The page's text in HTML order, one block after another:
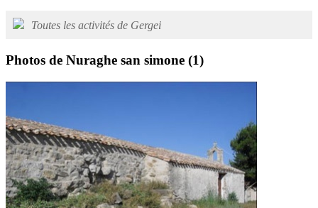
Toutes les activités de Gergei
Photos de Nuraghe san simone (1)